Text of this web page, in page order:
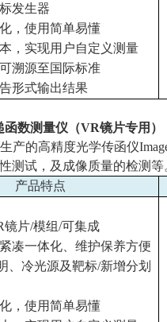
发生器
，使用简单易懂
，实现用户自定义测量
溯源至国际标准
形式输出结果
函数测量仪（VR镜片专用）
产的高精度光学传函仪
测试，及成像质量的检测等
产品特点
镜片/模组/可集成
凑一体化、维护保养方便
、冷光源及靶标/新增分划
，使用简单易懂